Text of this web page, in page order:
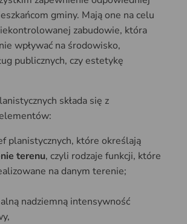
gminy. Mają one na celu
zabudowie, która
wpływać na środowisko,
publicznych, czy estetykę
składa się z
planistycznych, które określają
terenu, czyli rodzaje funkcji, które
na danym terenie;
nadziemną intensywność